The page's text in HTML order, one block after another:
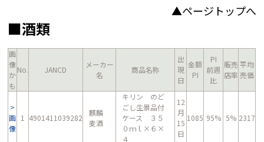
▲ページトップへ
■酒類
画
像
か
も
No. JANCD
メーカー
名
商品名称
出
現
日
金額
PI
PI
前週
比
販売
店率
平均
売価
画
像
1 4901411039282
麒麟
麦酒
キリン のど
ごし生景品付
ケース ３５
０ｍｌ×６×
４
12
月
15
日
1085 95% 5% 2317